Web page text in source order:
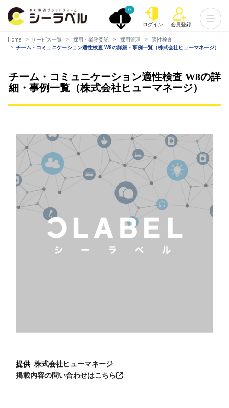
0
ログイン 会員登録
Home サービス一覧 採用・業務委託 採用管理
適性検査
チーム・コミュニケーション適性検査 W8の詳細・事例一覧（株式会社ヒューマネージ）
チーム・コミュニケーション適性検査 W8の詳
細・事例一覧（株式会社ヒューマネージ）
提供 株式会社ヒューマネージ
掲載内容の問い合わせはこちら